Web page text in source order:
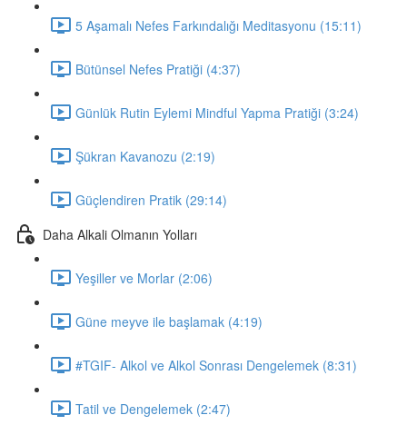
5 Aşamalı Nefes Farkındalığı Meditasyonu (15:11)
Bütünsel Nefes Pratiği (4:37)
Günlük Rutin Eylemi Mindful Yapma Pratiği (3:24)
Şükran Kavanozu (2:19)
Güçlendiren Pratik (29:14)
Daha Alkali Olmanın Yolları
Yeşiller ve Morlar (2:06)
Güne meyve ile başlamak (4:19)
#TGIF- Alkol ve Alkol Sonrası Dengelemek (8:31)
Tatil ve Dengelemek (2:47)